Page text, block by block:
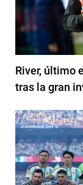
River, último
tras la gran